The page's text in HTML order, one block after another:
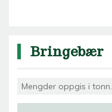
Bringebær
Mengder oppgis i tonn.